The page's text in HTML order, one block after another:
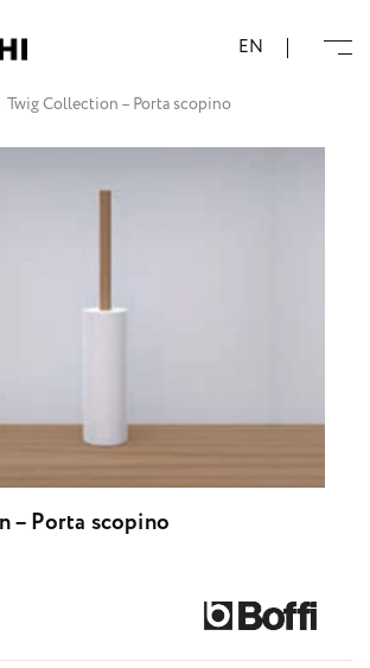
EN
Twig Collection – Porta scopino
– Porta scopino